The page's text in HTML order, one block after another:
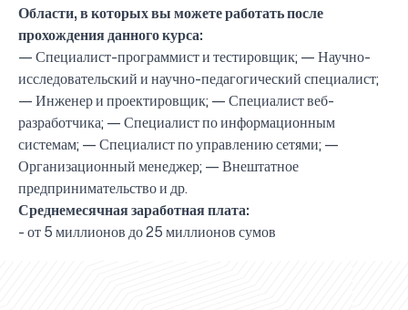
Области, в которых вы можете работать после
прохождения данного курса:
— Специалист-программист и тестировщик; — Научно-
исследовательский и научно-педагогический специалист;
— Инженер и проектировщик; — Специалист веб-
разработчика; — Специалист по информационным
системам; — Специалист по управлению сетями; —
Организационный менеджер; — Внештатное
предпринимательство и др.
Среднемесячная заработная плата:
- от 5 миллионов до 25 миллионов сумов
UBS professori "Yangi O‘zbekiston yosh olimlari"
qatoridan joy oldi!
Вышел новый номер нашей любимой газеты «UBS
Xabarnomasi»!
Анализ деятельности UBS и планы на перспективу
Преподаватели UBS повысили квалификацию в
Кыргызстане
Вперёд к победе, Узбекистан!
НАЗНАЧЕНИЕ
UBS в средствах массовой информации
UBS и выпускники университета удостоены наград
хокимията области
Хотите вывести изучение языка на новый уровень?
Inson kapitaliga yo‘naltirilgan investitsiya — Yangi
O‘zbekiston taraqqiyotining eng muhim tayanchi